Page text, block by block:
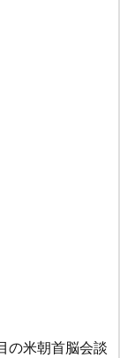
の米朝首脳会談